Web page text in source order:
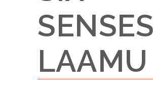
SENSES
LAAMU